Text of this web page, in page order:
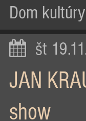
Dom kultúry
št
JAN
show